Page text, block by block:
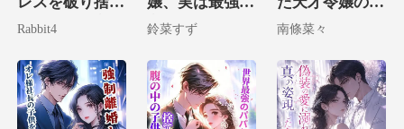
て、私は大富豪
Rabbit4
富豪の娘でした
鈴菜すず
麗なる復讐
南條菜々